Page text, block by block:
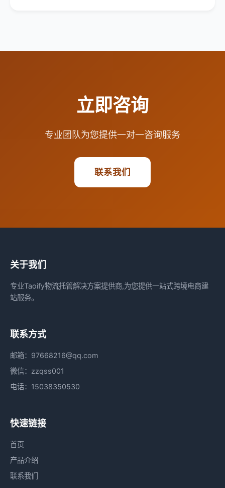
立即咨询
专业团队为您提供一对一咨询服务
联系我们
关于我们
专业Taoify物流托管解决方案提供商,为您提供一站式跨境电商建
站服务。
联系方式
邮箱：97668216@qq.com
微信：zzqss001
电话：15038350530
快速链接
首页
产品介绍
联系我们